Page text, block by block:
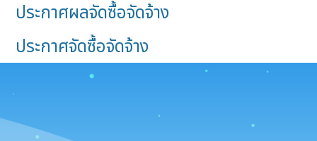
ประกาศผลจัดซื้อจัดจ้าง
ประกาศจัดซื้อจัดจ้าง